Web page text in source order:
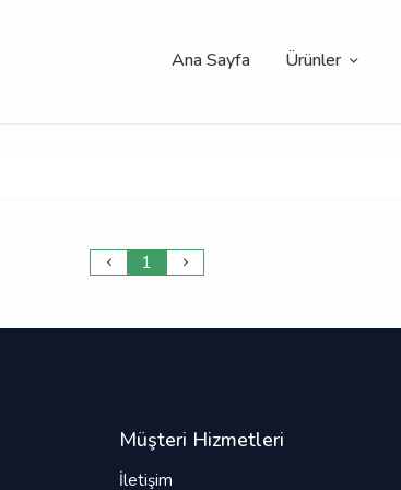
Ana Sayfa Ürünler
1
Müşteri Hizmetleri
İletişim